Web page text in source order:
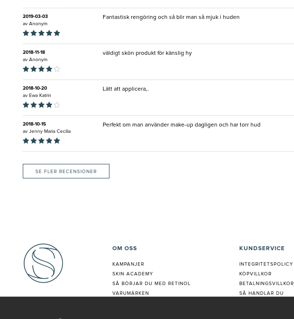
2019-03-03
av Anonym
Fantastisk rengöring och så blir man så mjuk i huden
2018-11-18
av Anonym
väldigt skön produkt för känslig hy
2018-10-20
av Ewa Katrin
Lätt att applicera,.
2018-10-15
av Jenny Maria Cecilia
Perfekt om man använder make-up dagligen och har torr hud
SE FLER RECENSIONER
OM OSS
KAMPANJER
SKIN ACADEMY
SÅ BÖRJAR DU MED RETINOL
VARUMÄRKEN
KUNDSERVICE
INTEGRITETSPOLICY
KÖPVILLKOR
BETALNINGSVILLKOR
SÅ HANDLAR DU